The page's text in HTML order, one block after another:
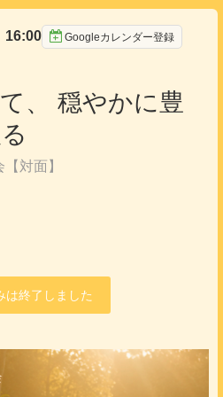
16:00 Googleカレンダー登録
、 穏やかに豊
対面】
は終了しました